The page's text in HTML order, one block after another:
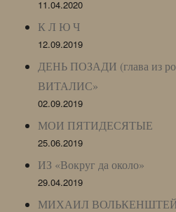
11.04.2020
К Л Ю Ч
12.09.2019
ДЕНЬ ПОЗАДИ (глава из
ВИТАЛИС»
02.09.2019
МОИ ПЯТИДЕСЯТЫЕ
25.06.2019
ИЗ «Вокруг да около»
29.04.2019
МИХАИЛ